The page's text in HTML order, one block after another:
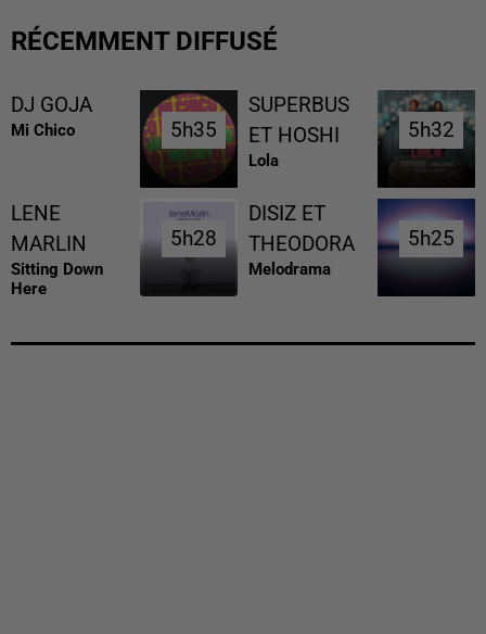
RÉCEMMENT DIFFUSÉ
DJ GOJA
Mi Chico 5h35
5h35
SUPERBUS
ET HOSHI
Lola
5h32
5h32
LENE
MARLIN
Sitting Down
Here
5h28
5h28
DISIZ ET
THEODORA
Melodrama
5h25
5h25